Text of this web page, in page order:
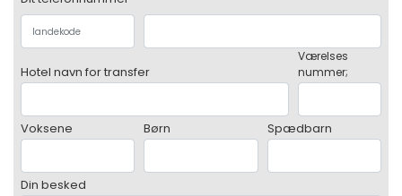
Hotel navn for transfer
Værelses
nummer;
Voksene Børn Spædbarn
Din besked